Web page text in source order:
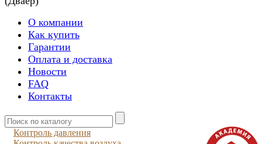
О компании
Как купить
Гарантии
Оплата и доставка
Новости
FAQ
Контакты
Контроль давления